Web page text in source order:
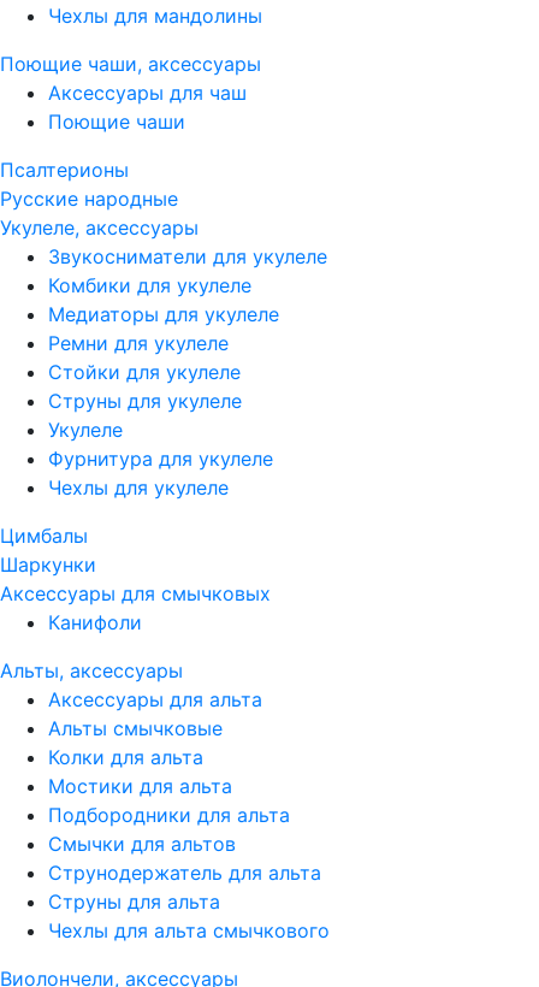
Чехлы для мандолины
Поющие чаши, аксессуары
Аксессуары для чаш
Поющие чаши
Псалтерионы
Русские народные
Укулеле, аксессуары
Звукосниматели для укулеле
Комбики для укулеле
Медиаторы для укулеле
Ремни для укулеле
Стойки для укулеле
Струны для укулеле
Укулеле
Фурнитура для укулеле
Чехлы для укулеле
Цимбалы
Шаркунки
Аксессуары для смычковых
Канифоли
Альты, аксессуары
Аксессуары для альта
Альты смычковые
Колки для альта
Мостики для альта
Подбородники для альта
Смычки для альтов
Струнодержатель для альта
Струны для альта
Чехлы для альта смычкового
Виолончели, аксессуары